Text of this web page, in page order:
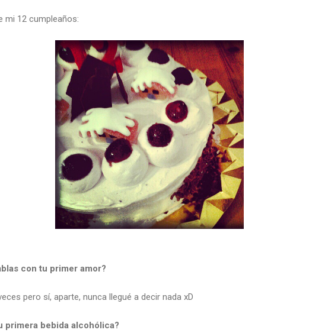
mi 12 cumpleaños:
con tu primer amor?
pero sí, aparte, nunca llegué a decir nada xD
primera bebida alcohólica?